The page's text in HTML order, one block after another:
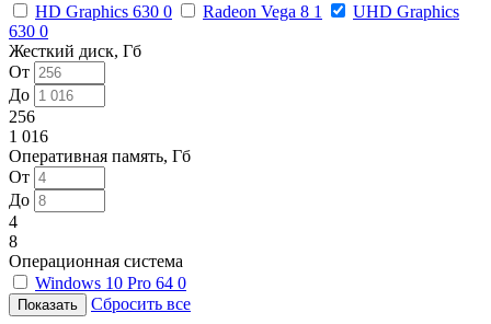
HD Graphics 630 0 Radeon Vega 8 1
UHD Graphics
630 0
Жесткий диск, Гб
От
До
256
1 016
Оперативная память, Гб
От
До
4
8
Операционная система
Windows 10 Pro 64 0
Сбросить все